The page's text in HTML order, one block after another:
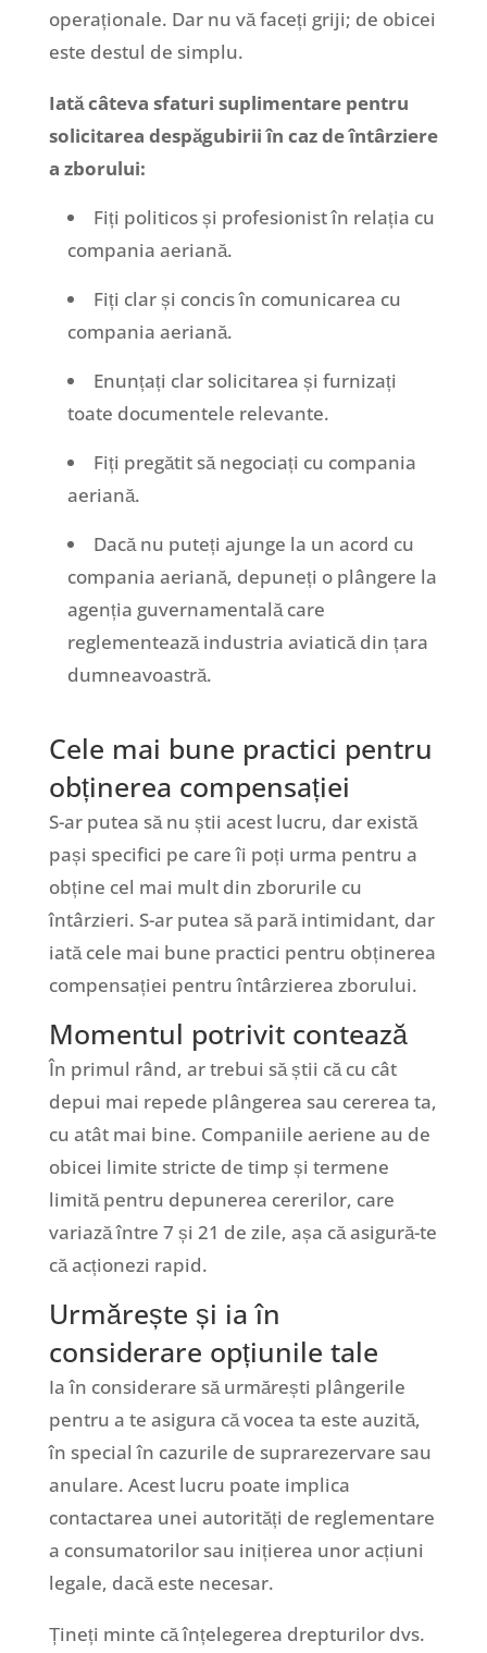
operaționale. Dar nu vă faceți griji; de obicei
este destul de simplu.
Iată câteva sfaturi suplimentare pentru
solicitarea despăgubirii în caz de întârziere
a zborului:
Fiți politicos și profesionist în relația cu
compania aeriană.
Fiți clar și concis în comunicarea cu
compania aeriană.
Enunțați clar solicitarea și furnizați
toate documentele relevante.
Fiți pregătit să negociați cu compania
aeriană.
Dacă nu puteți ajunge la un acord cu
compania aeriană, depuneți o plângere la
agenția guvernamentală care
reglementează industria aviatică din țara
dumneavoastră.
Cele mai bune practici pentru
obținerea compensației
S-ar putea să nu știi acest lucru, dar există
pași specifici pe care îi poți urma pentru a
obține cel mai mult din zborurile cu
întârzieri. S-ar putea să pară intimidant, dar
iată cele mai bune practici pentru obținerea
compensației pentru întârzierea zborului.
Momentul potrivit contează
În primul rând, ar trebui să știi că cu cât
depui mai repede plângerea sau cererea ta,
cu atât mai bine. Companiile aeriene au de
obicei limite stricte de timp și termene
limită pentru depunerea cererilor, care
variază între 7 și 21 de zile, așa că asigură-te
că acționezi rapid.
Urmărește și ia în
considerare opțiunile tale
Ia în considerare să urmărești plângerile
pentru a te asigura că vocea ta este auzită,
în special în cazurile de suprarezervare sau
anulare. Acest lucru poate implica
contactarea unei autorități de reglementare
a consumatorilor sau inițierea unor acțiuni
legale, dacă este necesar.
Țineți minte că înțelegerea drepturilor dvs.